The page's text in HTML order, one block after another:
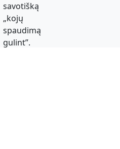
savotišką
„kojų
spaudimą
gulint”.